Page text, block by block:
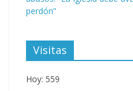
perdón”
Visitas
Hoy: 559